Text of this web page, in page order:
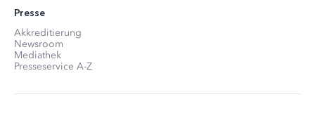
Presse
Akkreditierung
Newsroom
Mediathek
Presseservice A-Z